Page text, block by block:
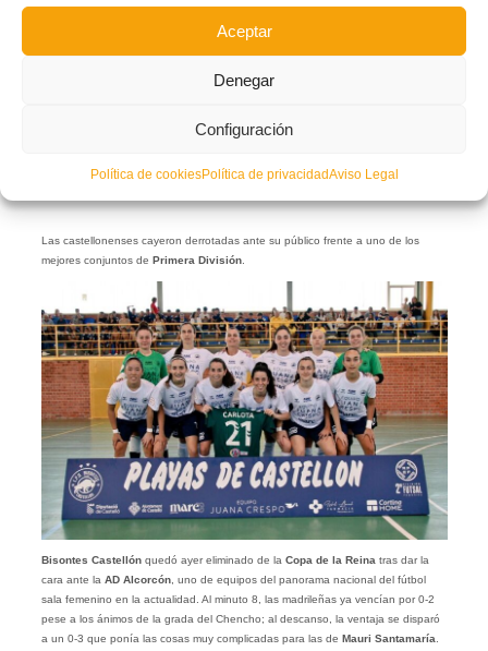
Aceptar
Denegar
Configuración
Política de cookiesPolítica de privacidadAviso Legal
Las castellonenses cayeron derrotadas ante su público frente a uno de los
mejores conjuntos de Primera División.
Bisontes Castellón quedó ayer eliminado de la Copa de la Reina tras dar la
cara ante la AD Alcorcón, uno de equipos del panorama nacional del fútbol
sala femenino en la actualidad. Al minuto 8, las madrileñas ya vencían por 0-2
pese a los ánimos de la grada del Chencho; al descanso, la ventaja se disparó
a un 0-3 que ponía las cosas muy complicadas para las de Mauri Santamaría